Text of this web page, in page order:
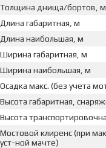
Толщина днища/бортов,
Длина габаритная, м
Длина наибольшая, м
Ширина габаритная, м
Ширина наибольшая, м
Осадка макс. (без учета
Высота габаритная,
Высота
Мостовой клиренс (при
уст-ной мачте)